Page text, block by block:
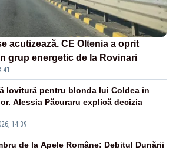
acutizează. CE Oltenia a oprit
grup energetic de la Rovinari
14:39
lovitură pentru blonda lui Coldea în
Alessia Păcuraru explică decizia
de la Apele Române: Debitul Dunării